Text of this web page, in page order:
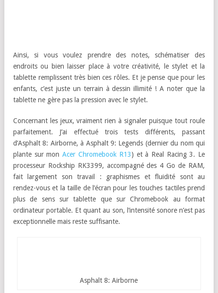
Ainsi, si vous voulez prendre des notes, schématiser des
endroits ou bien laisser place à votre créativité, le stylet et la
tablette remplissent très bien ces rôles. Et je pense que pour les
enfants, c’est juste un terrain à dessin illimité ! A noter que la
tablette ne gère pas la pression avec le stylet.
Concernant les jeux, vraiment rien à signaler puisque tout roule
parfaitement. J’ai effectué trois tests différents, passant
d’Asphalt 8: Airborne, à Asphalt 9: Legends (dernier du nom qui
plante sur mon Acer Chromebook R13) et à Real Racing 3. Le
processeur Rockship RK3399, accompagné des 4 Go de RAM,
fait largement son travail : graphismes et fluidité sont au
rendez-vous et la taille de l’écran pour les touches tactiles prend
plus de sens sur tablette que sur Chromebook au format
ordinateur portable. Et quant au son, l’intensité sonore n’est pas
exceptionnelle mais reste suffisante.